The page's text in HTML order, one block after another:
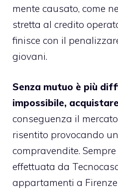
mente causato, come
stretta al credito
finisce con il
giovani.
Senza mutuo è più
impossibile,
conseguenza il
risentito provocando
compravendite.
effettuata da
appartamenti a